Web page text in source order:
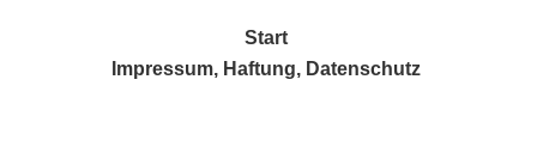
Start
Impres­sum, Haf­tung, Datenschutz